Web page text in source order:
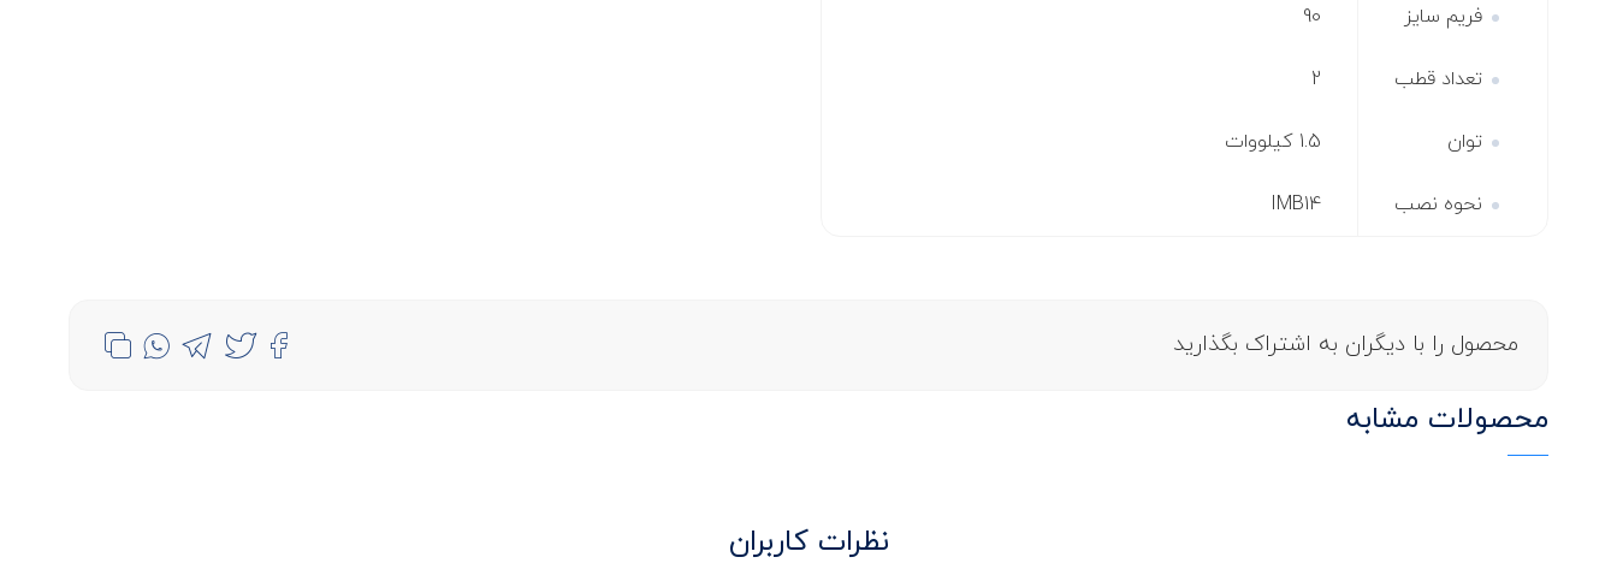
فریم سایز 90
تعداد قطب 2
توان 1.5 کیلووات
نحوه نصب IMB14
محصول را با دیگران به اشتراک بگذارید
محصولات مشابه
نظرات کاربران